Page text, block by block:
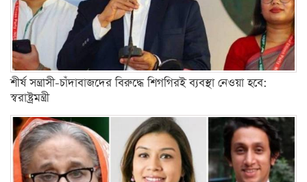
শীর্ষ সন্ত্রাসী-চাঁদাবাজদের বিরুদ্ধে শিগগিরই ব্যবস্থা নেওয়া হবে:
স্বরাষ্ট্রমন্ত্রী